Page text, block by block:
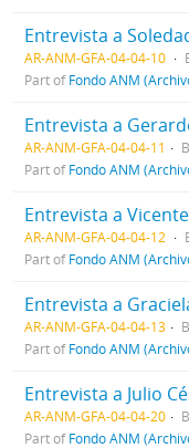
Entrevista a
AR-ANM-GFA-04-04-10
Part ofFondo ANM
Entrevista a
AR-ANM-GFA-04-04-11
Part ofFondo ANM
Entrevista a
AR-ANM-GFA-04-04-12
Part ofFondo ANM
Entrevista a
AR-ANM-GFA-04-04-13
Part ofFondo ANM
Entrevista a Julio
AR-ANM-GFA-04-04-20
Part ofFondo ANM